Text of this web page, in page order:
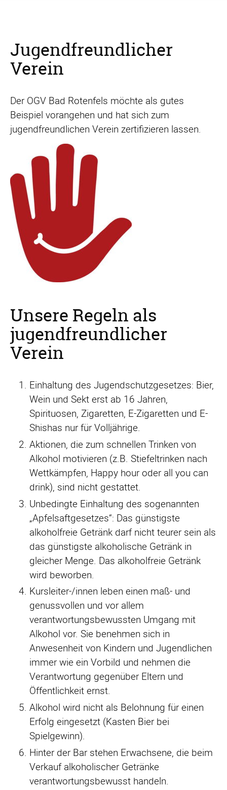
Jugendfreundlicher
Verein
Der OGV Bad Rotenfels möchte als gutes
Beispiel vorangehen und hat sich zum
jugendfreundlichen Verein zertifizieren lassen.
Unsere Regeln als
jugendfreundlicher
Verein
Einhaltung des Jugendschutzgesetzes: Bier,
Wein und Sekt erst ab 16 Jahren,
Spirituosen, Zigaretten, E-Zigaretten und E-
Shishas nur für Volljährige.
Aktionen, die zum schnellen Trinken von
Alkohol motivieren (z.B. Stiefeltrinken nach
Wettkämpfen, Happy hour oder all you can
drink), sind nicht gestattet.
Unbedingte Einhaltung des sogenannten
„Apfelsaftgesetzes“: Das günstigste
alkoholfreie Getränk darf nicht teurer sein als
das günstigste alkoholische Getränk in
gleicher Menge. Das alkoholfreie Getränk
wird beworben.
Kursleiter-/innen leben einen maß- und
genussvollen und vor allem
verantwortungsbewussten Umgang mit
Alkohol vor. Sie benehmen sich in
Anwesenheit von Kindern und Jugendlichen
immer wie ein Vorbild und nehmen die
Verantwortung gegenüber Eltern und
Öffentlichkeit ernst.
Alkohol wird nicht als Belohnung für einen
Erfolg eingesetzt (Kasten Bier bei
Spielgewinn).
Hinter der Bar stehen Erwachsene, die beim
Verkauf alkoholischer Getränke
verantwortungsbewusst handeln.